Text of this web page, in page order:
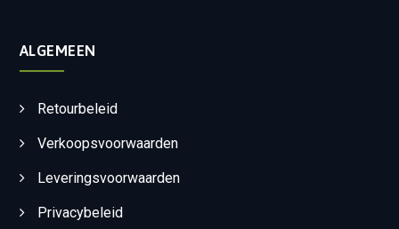
ALGEMEEN
Retourbeleid
Verkoopsvoorwaarden
Leveringsvoorwaarden
Privacybeleid